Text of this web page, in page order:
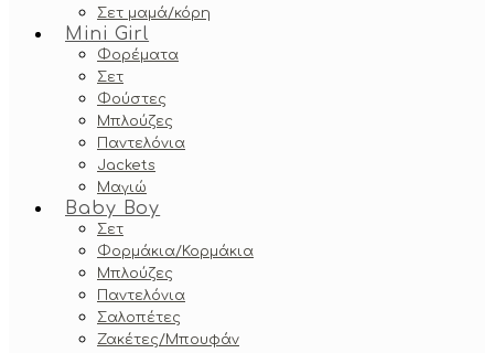
Σετ μαμά/κόρη
Mini Girl
Φορέματα
Σετ
Φούστες
Μπλούζες
Παντελόνια
Jackets
Μαγιώ
Baby Boy
Σετ
Φορμάκια/Κορμάκια
Μπλούζες
Παντελόνια
Σαλοπέτες
Ζακέτες/Μπουφάν